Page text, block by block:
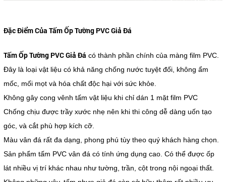
Đặc Điểm Của Tấm Ốp Tường PVC Giả Đá
Tấm Ốp Tường PVC Giả Đá có thành phần chính của màng film PVC.
Đây là loại vật liệu có khả năng chống nước tuyệt đối, không ẩm
mốc, mối mọt và hóa chất độc hại với sức khỏe.
Không gây cong vênh tấm vật liệu khi chỉ dán 1 mặt film PVC
Chống chịu được trầy xước nhẹ nên khi thi công dễ dàng uốn tạo
góc, và cắt phù hợp kích cỡ.
Màu vân đá rất đa dạng, phong phú tùy theo quý khách hàng chọn.
Sản phẩm tấm PVC vân đá có tính ứng dụng cao. Có thể được ốp
lát nhiều vị trí khác nhau như tường, trần, cột trong nội ngoại thất.